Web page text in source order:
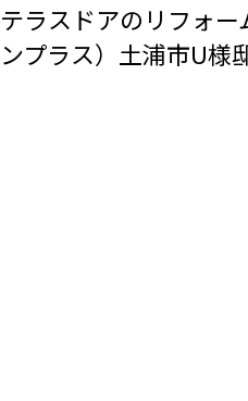
テラスドアのリフォー
ンプラス）土浦市U様